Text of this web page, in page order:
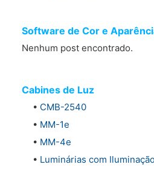
Software de Cor e
Nenhum post encontrado.
Cabines de Luz
• CMB-2540
• MM-1e
• MM-4e
• Luminárias com